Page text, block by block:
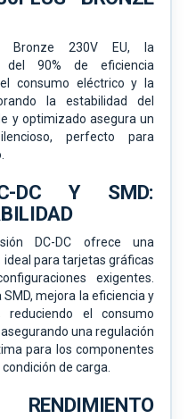
Bronze 230V EU, la
del 90% de eficiencia
consumo eléctrico y la
la estabilidad del
y optimizado asegura un
perfecto para
DC Y SMD:
DC-DC ofrece una
para tarjetas gráficas
exigentes.
mejora la eficiencia y
el consumo
una regulación
para los componentes
de carga.